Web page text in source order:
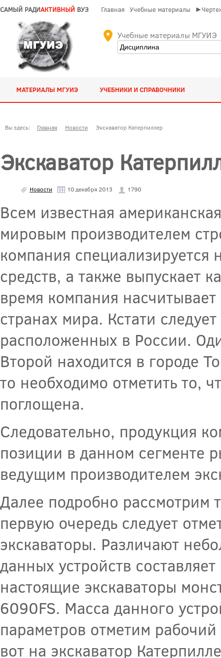
САМЫЙ РАДИАКТИВНЫЙ ВУЗ Главная Учебные материалы
Учебные материалы МГУИЭ
МАТЕРИАЛЫ МГУИЭ УЧЕБНИКИ И СПРАВОЧНИКИ
Вы здесь: Главная Новости Экскаватор Катерпиллер
Экскаватор
Новости 10 декабря 2013 1790
Всем известная
мировым производителем
компания специализируется
средств, а также выпускает
время компания
странах мира. Кстати
расположенных в России.
Второй находится в городе
то необходимо отметить то,
поглощена.
Следовательно, продукция
позиции в данном сегменте
ведущим производителем
Далее подробно рассмотрим
первую очередь следует
экскаваторы. Различают
данных устройств
настоящие экскаваторы
6090FS. Масса данного
параметров отметим
вот на экскаватор